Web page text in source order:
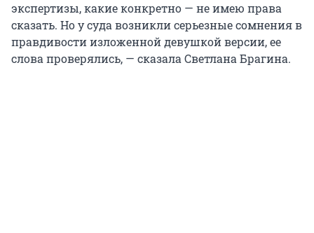
экспертизы, какие конкретно — не имею права
сказать. Но у суда возникли серьезные сомнения в
правдивости изложенной девушкой версии, ее
слова проверялись, — сказала Светлана Брагина.